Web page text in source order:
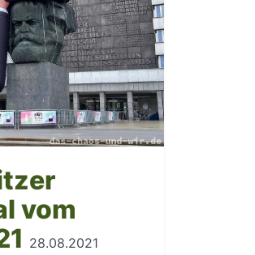
vom
28.08.2021